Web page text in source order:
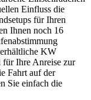
Einfluss die
für Ihren
Ihnen noch 16
KW
Ihre Anreise zur
Fahrt auf der
Sie einfach die